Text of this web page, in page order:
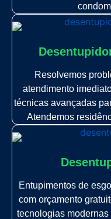
Resolvemos
atendimento
técnicas avançadas
Atendemos
Entupimentos de
com orçamento
tecnologias